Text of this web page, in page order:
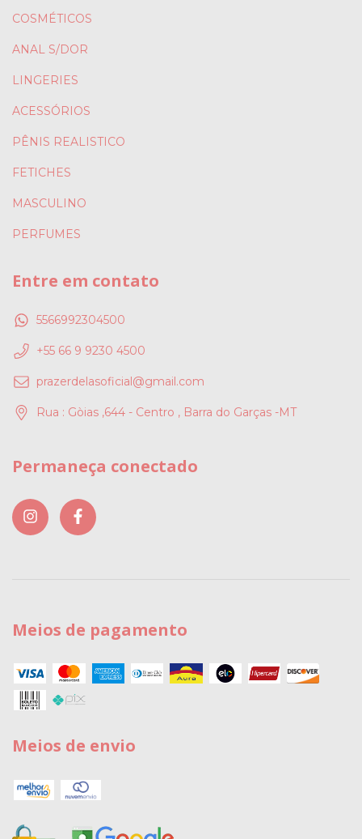
COSMÉTICOS
ANAL S/DOR
LINGERIES
ACESSÓRIOS
PÊNIS REALISTICO
FETICHES
MASCULINO
PERFUMES
Entre em contato
5566992304500
+55 66 9 9230 4500
prazerdelasoficial@gmail.com
Rua : Gòias ,644 - Centro , Barra do Garças -MT
Permaneça conectado
Meios de pagamento
Meios de envio